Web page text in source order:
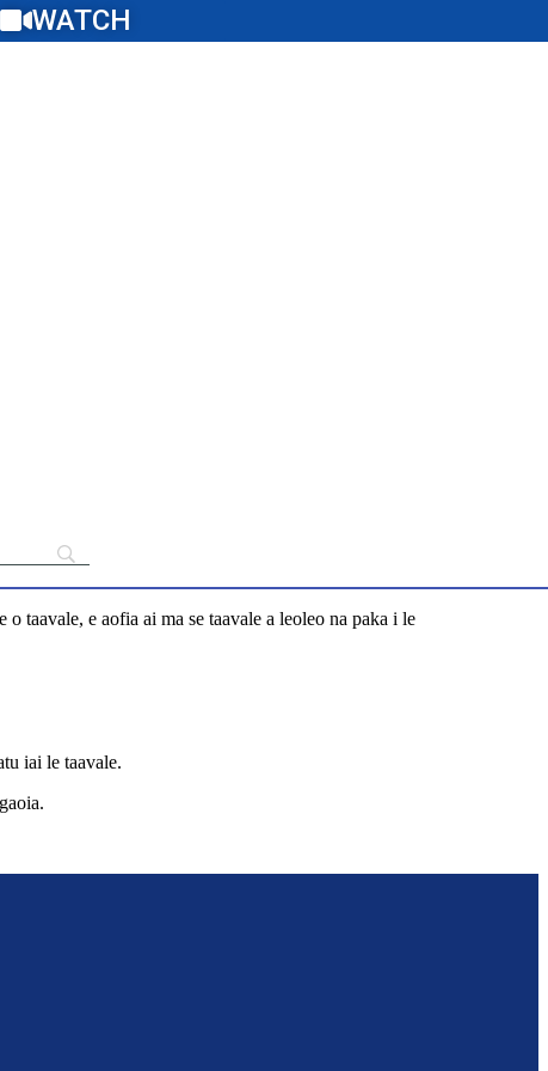
WATCH
o taavale, e aofia ai ma se taavale a leoleo na paka i le
iai le taavale.